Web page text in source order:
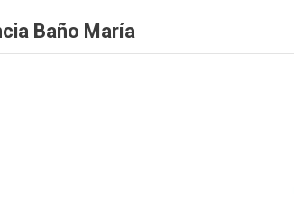
Baño María